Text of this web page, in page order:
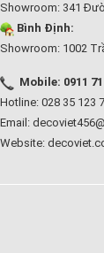
Showroom: 341
Bình Định:
Showroom: 1002
Mobile: 0911
Hotline: 028 35 123
Email:
Website: